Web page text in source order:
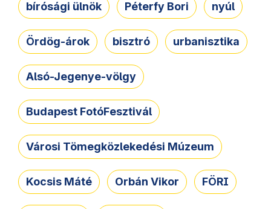
bírósági ülnök Péterfy Bori nyúl
Ördög-árok bisztró urbanisztika
Alsó-Jegenye-völgy
Budapest FotóFesztivál
Városi Tömegközlekedési Múzeum
Kocsis Máté Orbán Vikor FÖRI